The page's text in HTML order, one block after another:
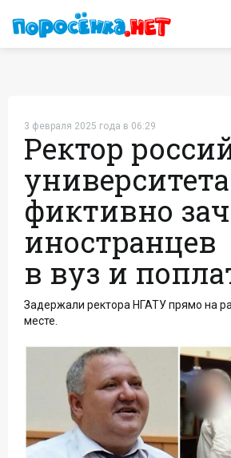
3 февраля 2025 года в 06:29
Ректор
университета
фиктивно
иностранцев
в вуз и
Задержали ректора НГАТУ прямо на
месте.